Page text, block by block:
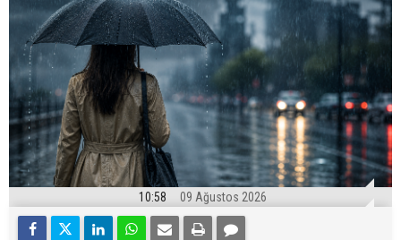
10:58 09 Ağustos 2026